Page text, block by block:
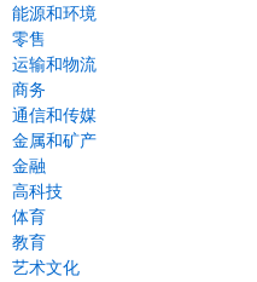
能源和环境
零售
运输和物流
商务
通信和传媒
金属和矿产
金融
高科技
体育
教育
艺术文化